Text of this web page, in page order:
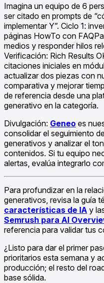
Imagina un equipo de 6
ser citado en prompts de
implementar Y”. Ciclo 1:
páginas HowTo con
medios y responder hilos
Verificación: Rich Results
citaciones iniciales en
actualizar dos piezas con
comparativa y mejorar
de referencia desde una
generativo en la categoría.
Divulgación: Geneo es
consolidar el seguimiento
generativos y analizar el
contenidos. Si tu equipo
alertas, evalúa integrarlo
Para profundizar en la
generativos, revisa la guía
características de IA y
Semrush para AI
referencia para validar tus
¿Listo para dar el primer
prioritarios esta semana y
producción; el resto del
base sólida.